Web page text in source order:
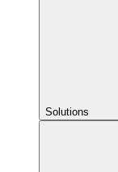
Solutions